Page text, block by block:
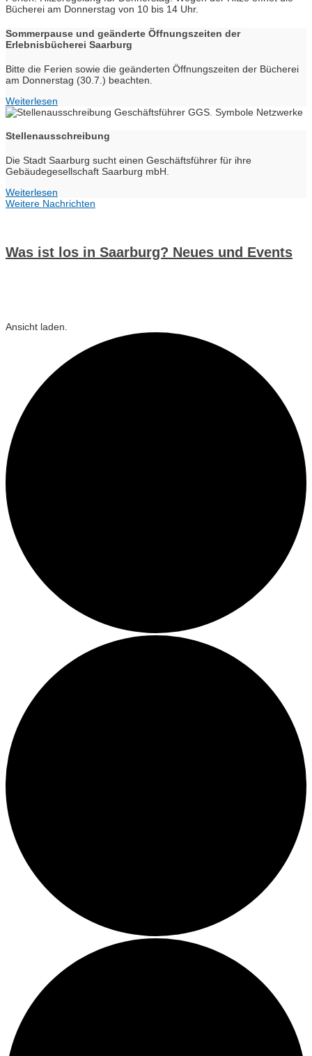
Sommerpause und geänderte Öffnungszeiten der
Erlebnisbücherei Saarburg
Bitte die Ferien sowie die geänderten Öffnungszeiten der Bücherei
am Donnerstag (30.7.) beachten.
Weiterlesen
Stellenausschreibung
Die Stadt Saarburg sucht einen Geschäftsführer für ihre
Gebäudegesellschaft Saarburg mbH.
Weiterlesen
Weitere Nachrichten
Was ist los in Saarburg? Neues und Events
Ansicht laden.